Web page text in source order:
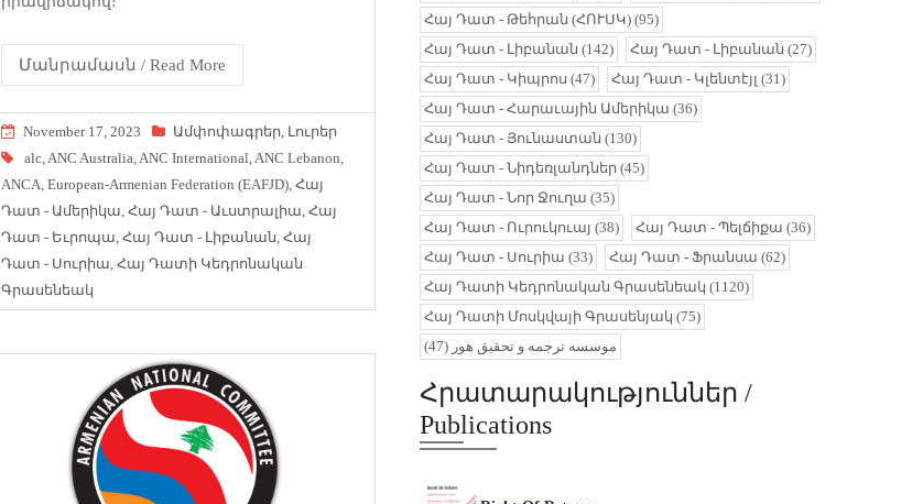
Մանրամասն / Read More
November 17, 2023 Ամփոփագրեր Լուրեր
alc ANC Australia ANC International ANC Lebanon
ANCA European-Armenian Federation (EAFJD) Հայ
Դատ - Ամերիկա Հայ Դատ - Աւստրալիա Հայ
Դատ - Եւրոպա Հայ Դատ - Լիբանան Հայ
Դատ - Սուրիա Հայ Դատի Կեդրոնական
Գրասենեակ
Հայ Դատ - Թեհրան (ՀՈՒՍԿ) (95)
Հայ Դատ - Լիբանան (142) Հայ Դատ - Լիբանան (27)
Հայ Դատ - Կիպրոս (47) Հայ Դատ - Կլենտէյլ (31)
Հայ Դատ - Հարաւային Ամերիկա (36)
Հայ Դատ - Յունաստան (130)
Հայ Դատ - Նիդեռլանդներ (45)
Հայ Դատ - Նոր Ջուղա (35)
Հայ Դատ - Ուրուկուայ (38) Հայ Դատ - Պելճիքա (36)
Հայ Դատ - Սուրիա (33) Հայ Դատ - Ֆրանսա (62)
Հայ Դատի Կեդրոնական Գրասենեակ (1120)
Հայ Դատի Մոսկվայի Գրասենյակ (75)
موسسه ترجمه و تحقیق هور (47)
Հրատարակություններ /
Publications